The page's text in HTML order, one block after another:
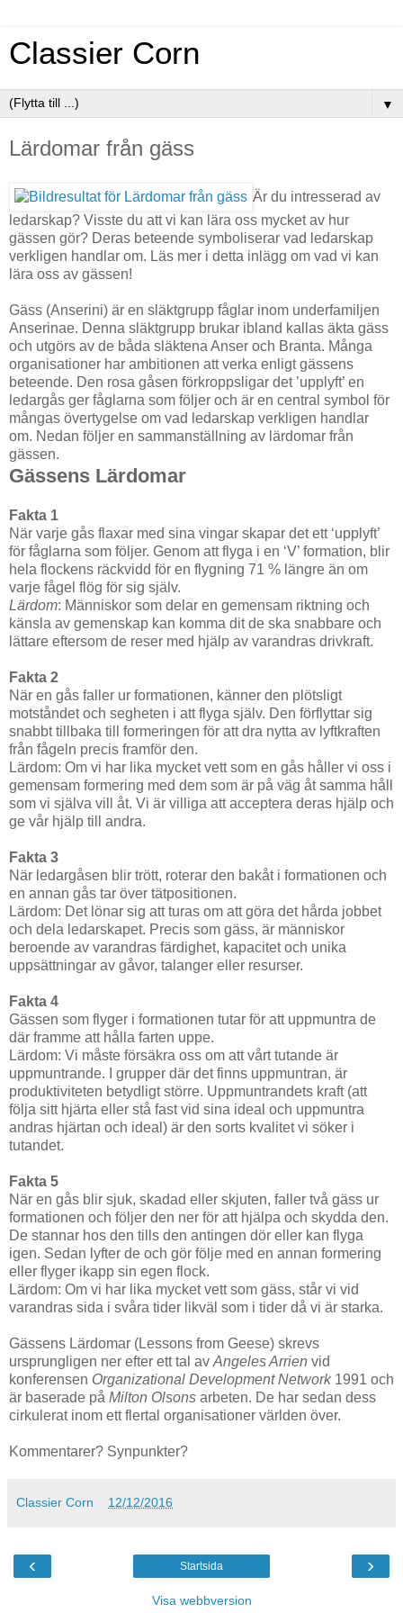
Classier Corn
▼
Lärdomar från gäss
Är du intresserad av
ledarskap? Visste du att vi kan lära oss mycket av hur
gässen gör? Deras beteende symboliserar vad ledarskap
verkligen handlar om. Läs mer i detta inlägg om vad vi kan
lära oss av gässen!
Gäss (Anserini) är en släktgrupp fåglar inom underfamiljen
Anserinae. Denna släktgrupp brukar ibland kallas äkta gäss
och utgörs av de båda släktena Anser och Branta. Många
organisationer har ambitionen att verka enligt gässens
beteende. Den rosa gåsen förkroppsligar det ’upplyft’ en
ledargås ger fåglarna som följer och är en central symbol för
mångas övertygelse om vad ledarskap verkligen handlar
om. Nedan följer en sammanställning av lärdomar från
gässen.
Gässens Lärdomar
Fakta 1
När varje gås flaxar med sina vingar skapar det ett ‘upplyft’
för fåglarna som följer. Genom att flyga i en ‘V’ formation, blir
hela flockens räckvidd för en flygning 71 % längre än om
varje fågel flög för sig själv.
Lärdom: Människor som delar en gemensam riktning och
känsla av gemenskap kan komma dit de ska snabbare och
lättare eftersom de reser med hjälp av varandras drivkraft.
Fakta 2
När en gås faller ur formationen, känner den plötsligt
motståndet och segheten i att flyga själv. Den förflyttar sig
snabbt tillbaka till formeringen för att dra nytta av lyftkraften
från fågeln precis framför den.
Lärdom: Om vi har lika mycket vett som en gås håller vi oss i
gemensam formering med dem som är på väg åt samma håll
som vi själva vill åt. Vi är villiga att acceptera deras hjälp och
ge vår hjälp till andra.
Fakta 3
När ledargåsen blir trött, roterar den bakåt i formationen och
en annan gås tar över tätpositionen.
Lärdom: Det lönar sig att turas om att göra det hårda jobbet
och dela ledarskapet. Precis som gäss, är människor
beroende av varandras färdighet, kapacitet och unika
uppsättningar av gåvor, talanger eller resurser.
Fakta 4
Gässen som flyger i formationen tutar för att uppmuntra de
där framme att hålla farten uppe.
Lärdom: Vi måste försäkra oss om att vårt tutande är
uppmuntrande. I grupper där det finns uppmuntran, är
produktiviteten betydligt större. Uppmuntrandets kraft (att
följa sitt hjärta eller stå fast vid sina ideal och uppmuntra
andras hjärtan och ideal) är den sorts kvalitet vi söker i
tutandet.
Fakta 5
När en gås blir sjuk, skadad eller skjuten, faller två gäss ur
formationen och följer den ner för att hjälpa och skydda den.
De stannar hos den tills den antingen dör eller kan flyga
igen. Sedan lyfter de och gör följe med en annan formering
eller flyger ikapp sin egen flock.
Lärdom: Om vi har lika mycket vett som gäss, står vi vid
varandras sida i svåra tider likväl som i tider då vi är starka.
Gässens Lärdomar (Lessons from Geese) skrevs
ursprungligen ner efter ett tal av Angeles Arrien vid
konferensen Organizational Development Network1991 och
är baserade på Milton Olsons arbeten. De har sedan dess
cirkulerat inom ett flertal organisationer världen över.
Kommentarer? Synpunkter?
Classier Corn 12/12/2016
‹ ›
Startsida
Visa webbversion